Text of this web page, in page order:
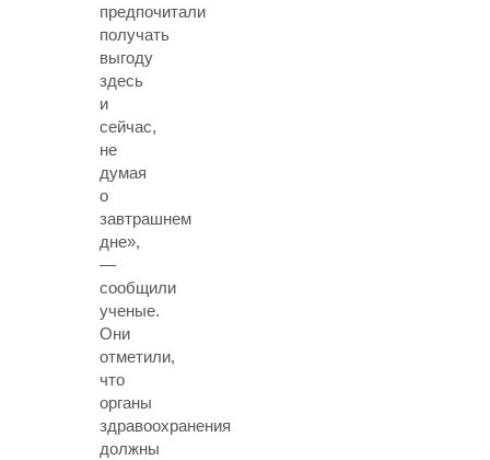
предпочитали
получать
выгоду
здесь
и
сейчас,
не
думая
о
завтрашнем
дне»,
—
сообщили
ученые.
Они
отметили,
что
органы
здравоохранения
должны